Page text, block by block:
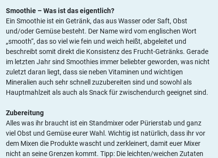
Smoothie – Was ist das eigentlich?
Ein Smoothie ist ein Getränk, das aus Wasser oder Saft, Obst
und/oder Gemüse besteht. Der Name wird vom englischen Wort
„smooth“, das so viel wie fein und weich heißt, abgeleitet und
beschreibt somit direkt die Konsistenz des Frucht-Getränks. Gerade
im letzten Jahr sind Smoothies immer beliebter geworden, was nicht
zuletzt daran liegt, dass sie neben Vitaminen und wichtigen
Mineralien auch sehr schnell zuzubereiten sind und sowohl als
Hauptmahlzeit als auch als Snack für zwischendurch geeignet sind.
Zubereitung
Alles was ihr braucht ist ein Standmixer oder Pürierstab und ganz
viel Obst und Gemüse eurer Wahl. Wichtig ist natürlich, dass ihr vor
dem Mixen die Produkte wascht und zerkleinert, damit euer Mixer
nicht an seine Grenzen kommt. Tipp: Die leichten/weichen Zutaten